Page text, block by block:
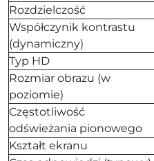
Rozdzielczość
Współczynik kontrastu
(dynamiczny)
Typ HD
Rozmiar obrazu (w
poziomie)
Częstotliwość
odświeżania pionowego
Kształt ekranu